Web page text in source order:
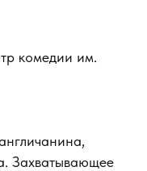
комедии им.
Захватывающее